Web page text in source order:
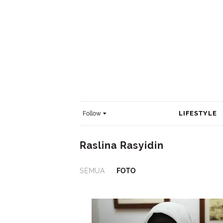
Follow LIFESTYLE
Raslina Rasyidin
SEMUA FOTO